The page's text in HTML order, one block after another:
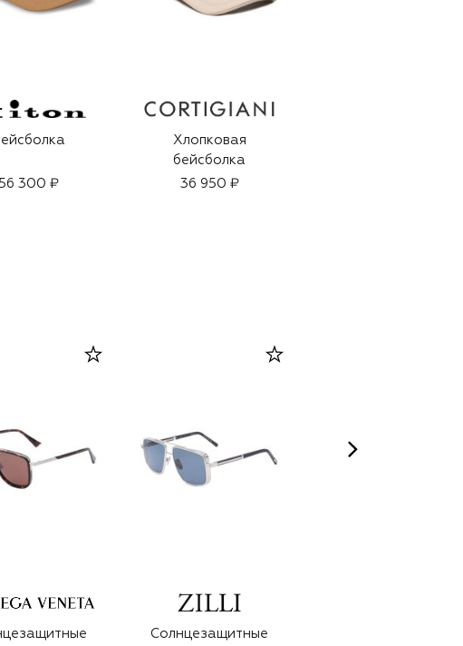
300 ₽
Хлопковая
бейсболка
36 950 ₽
Солнцезащитные